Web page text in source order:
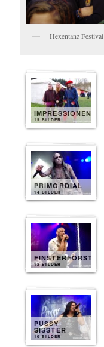
Hexentanz Festival
IMPRESSIONEN
19 BILDER
PRIMORDIAL
14 BILDER
FINSTERFORST
12 BILDER
PUSSY
SISSTER
10 BILDER